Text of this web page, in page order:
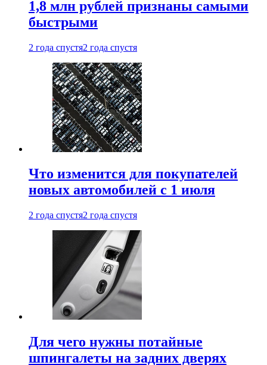
1,8 млн рублей признаны самыми
быстрыми
2 года спустя2 года спустя
Что изменится для покупателей
новых автомобилей с 1 июля
2 года спустя2 года спустя
Для чего нужны потайные
шпингалеты на задних дверях